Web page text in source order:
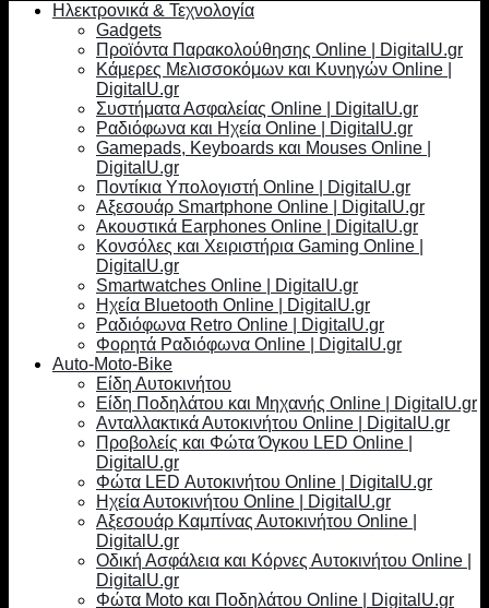
Ηλεκτρονικά & Τεχνολογία
Gadgets
Προϊόντα Παρακολούθησης Online | DigitalU.gr
Κάμερες Μελισσοκόμων και Κυνηγών Online |
DigitalU.gr
Συστήματα Ασφαλείας Online | DigitalU.gr
Ραδιόφωνα και Ηχεία Online | DigitalU.gr
Gamepads, Keyboards και Mouses Online |
DigitalU.gr
Ποντίκια Υπολογιστή Online | DigitalU.gr
Αξεσουάρ Smartphone Online | DigitalU.gr
Ακουστικά Earphones Online | DigitalU.gr
Κονσόλες και Χειριστήρια Gaming Online |
DigitalU.gr
Smartwatches Online | DigitalU.gr
Ηχεία Bluetooth Online | DigitalU.gr
Ραδιόφωνα Retro Online | DigitalU.gr
Φορητά Ραδιόφωνα Online | DigitalU.gr
Auto-Moto-Bike
Είδη Αυτοκινήτου
Είδη Ποδηλάτου και Μηχανής Online | DigitalU.gr
Ανταλλακτικά Αυτοκινήτου Online | DigitalU.gr
Προβολείς και Φώτα Όγκου LED Online |
DigitalU.gr
Φώτα LED Αυτοκινήτου Online | DigitalU.gr
Ηχεία Αυτοκινήτου Online | DigitalU.gr
Αξεσουάρ Καμπίνας Αυτοκινήτου Online |
DigitalU.gr
Οδική Ασφάλεια και Κόρνες Αυτοκινήτου Online |
DigitalU.gr
Φώτα Moto και Ποδηλάτου Online | DigitalU.gr